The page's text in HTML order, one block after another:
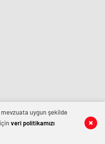
mevzuata uygun şekilde
veri politikamızı